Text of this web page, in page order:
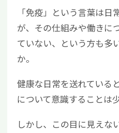
「免疫」という言葉は
が、その仕組みや働きに
ていない、という方も多
か。
健康な日常を送れている
について意識することは
しかし、この目に見えな